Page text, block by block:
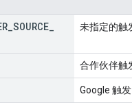
SOURCE 未指定的触
合作伙伴触
Google 触